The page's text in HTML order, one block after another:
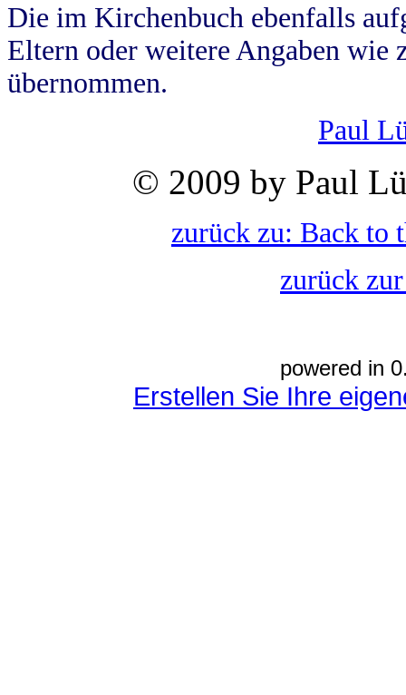
Die im Kirchenbuch ebenfalls
Eltern oder weitere Angaben wie
übernommen.
Paul
© 2009 by Paul
zurück zu: Back to
zurück
powered in
Erstellen Sie Ihre